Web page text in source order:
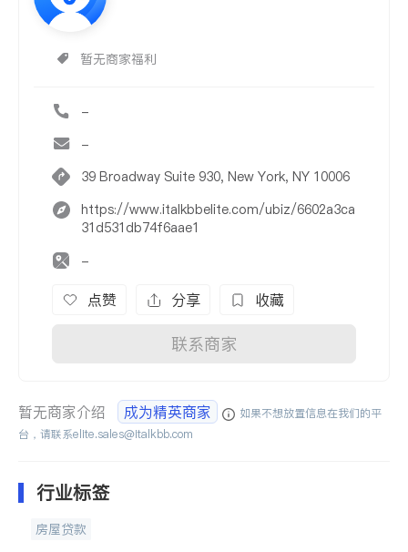
暂无商家福利
-
-
39 Broadway Suite 930, New York, NY 10006
https://www.italkbbelite.com/ubiz/6602a3ca
31d531db74f6aae1
-
点赞 分享 收藏
联系商家
暂无商家介绍 成为精英商家
如果不想放置信息在我们的平
台，请联系elite.sales@italkbb.com
行业标签
房屋贷款